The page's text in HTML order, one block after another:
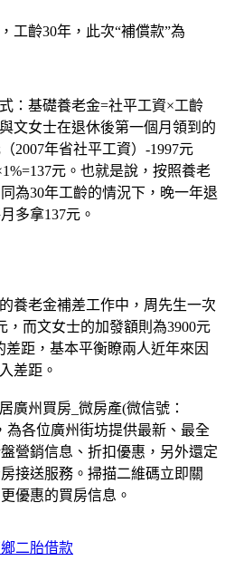
工齡30年，此次“補償款”為
：基礎養老金=社平工資×工齡
文女士在退休後第一個月領到的
2007年省社平工資）-1997元
元。也就是說，按照養老
為30年工齡的情況下，晚一年退
多拿137元。
養老金補差工作中，周先生一次
，而文女士的加發額則為3900元
差距，基本平衡瞭兩人近年來因
差距。
州買房_微房產(微信號：
為各位廣州街坊提供最新、最全
營銷信息、折扣優惠，另外還定
接送服務。掃描二維碼立即關
優惠的買房信息。
二胎借款